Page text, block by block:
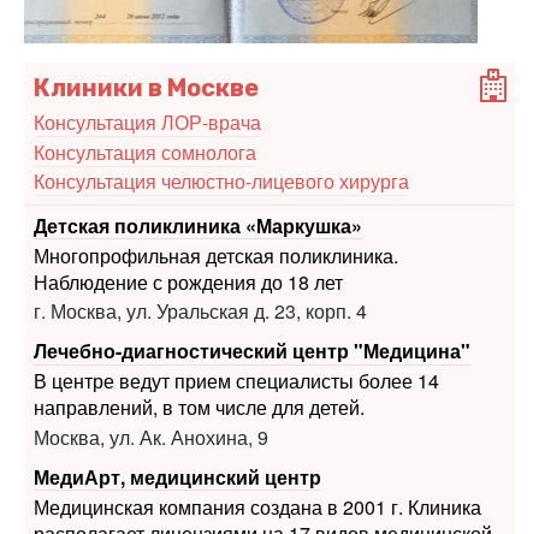
Клиники в Москве
Консультация ЛОР-врача
Консультация сомнолога
Консультация челюстно-лицевого хирурга
Детская поликлиника «Маркушка»
Многопрофильная детская поликлиника.
г. Москва, ул. Уральская д. 23, корп. 4
Лечебно-диагностический центр "Медицина"
В центре ведут прием специалисты более 14
направлений, в том числе для детей.
Москва, ул. Ак. Анохина, 9
МедиАрт, медицинский центр
Медицинская компания создана в 2001 г. Клиника
деятельности
ул. Скульптора Мухиной, д. 14